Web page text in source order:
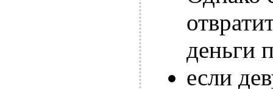
деньги
если